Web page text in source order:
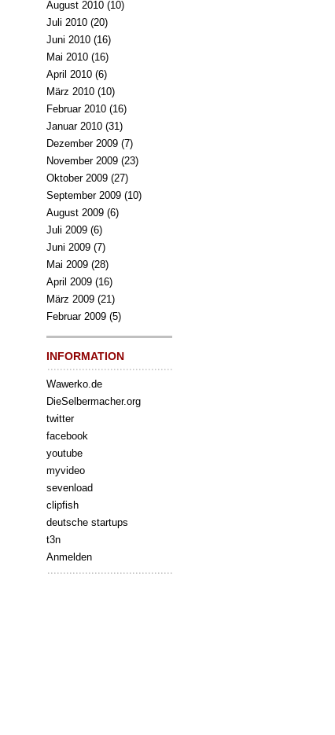
August 2010 (10)
Juli 2010 (20)
Juni 2010 (16)
Mai 2010 (16)
April 2010 (6)
März 2010 (10)
Februar 2010 (16)
Januar 2010 (31)
Dezember 2009 (7)
November 2009 (23)
Oktober 2009 (27)
September 2009 (10)
August 2009 (6)
Juli 2009 (6)
Juni 2009 (7)
Mai 2009 (28)
April 2009 (16)
März 2009 (21)
Februar 2009 (5)
INFORMATION
Wawerko.de
DieSelbermacher.org
twitter
facebook
youtube
myvideo
sevenload
clipfish
deutsche startups
t3n
Anmelden